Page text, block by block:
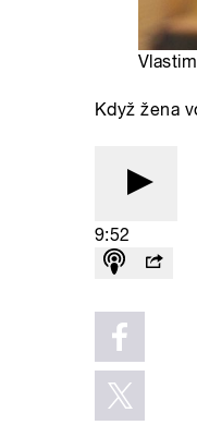
Když žena
9:52